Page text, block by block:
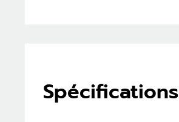
Spécifications